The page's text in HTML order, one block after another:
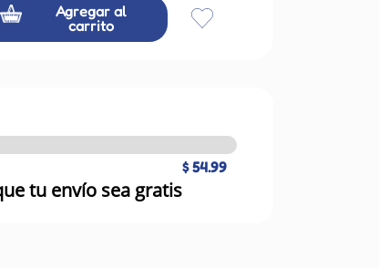
Agregar al
carrito
$ 54.99
tu envío sea gratis